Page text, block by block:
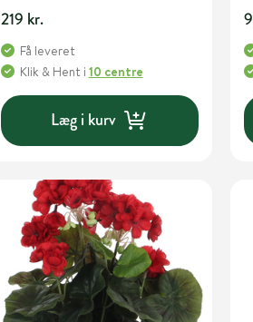
219 kr.
Få leveret
Klik & Hent i 10 centre
Læg i kurv